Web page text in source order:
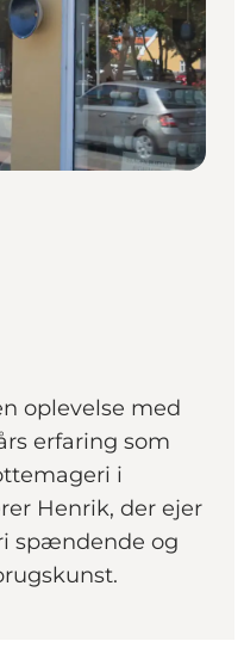
oplevelse med
erfaring som
i
Henrik, der ejer
spændende og